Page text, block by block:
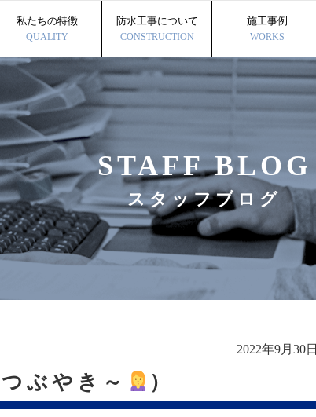
私たちの特徴
QUALITY
防水工事について
CONSTRUCTION
施工事例
WORKS
STAFF BLOG
スタッフブログ
2022年9月30日
ぶやき～ ）